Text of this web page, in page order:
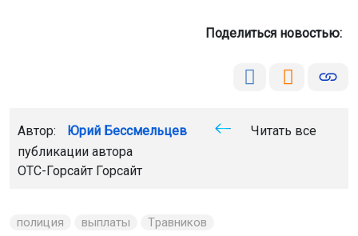
Поделиться новостью:
Автор: Юрий Бессмельцев
Читать все
публикации автора
ОТС-Горсайт Горсайт
полиция выплаты Травников